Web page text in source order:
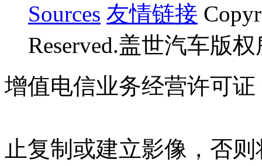
Sources 友情链接
Reserved.盖世汽车版
增值电信业务经营许可证
止复制或建立影像，否